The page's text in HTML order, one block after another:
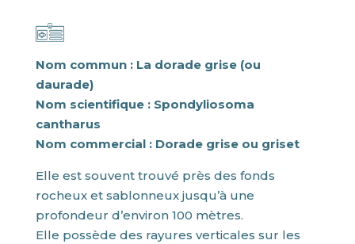
Nom commun : La dorade grise (ou
daurade)
Nom scientifique : Spondyliosoma
cantharus
Nom commercial : Dorade grise ou griset
Elle est souvent trouvé près des fonds
rocheux et sablonneux jusqu’à une
profondeur d’environ 100 mètres.
Elle possède des rayures verticales sur les